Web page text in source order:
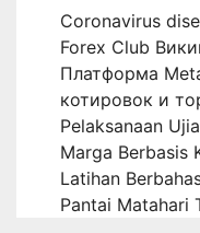
Coronavirus
Forex Club
Платформа
котировок и
Pelaksanaan
Marga Berbasis
Latihan
Pantai Matahari